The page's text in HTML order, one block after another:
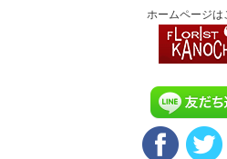
ホームページは